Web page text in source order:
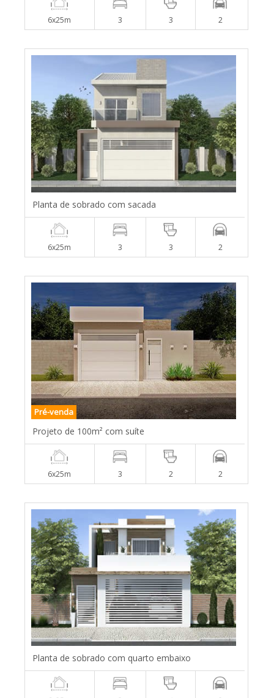
6x25m 3 3 2
Planta de sobrado com sacada
6x25m 3 3 2
Pré-venda
Projeto de 100m² com suíte
6x25m 3 2 2
Planta de sobrado com quarto embaixo